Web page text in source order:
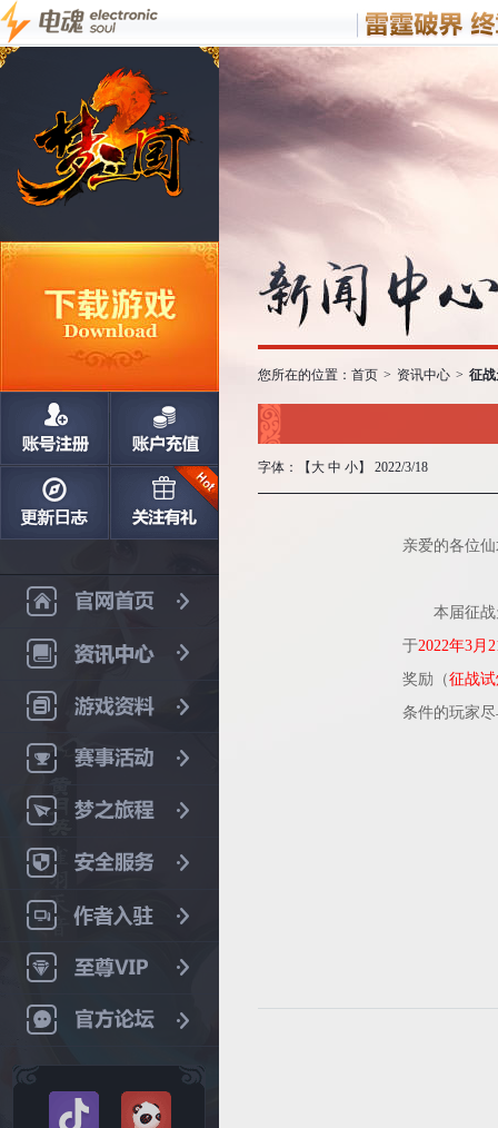
您所在的位置： 首页 > 资讯中心 > 征
字体：【 大 中 小】 2022/3/18
亲爱的各位
本届征
于2022年3月
奖励（征战
条件的玩家